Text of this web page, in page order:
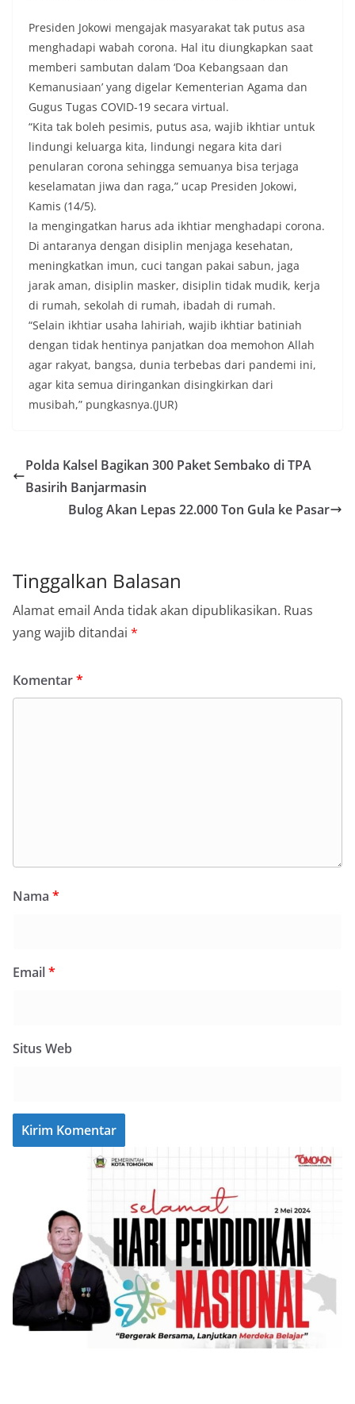
Presiden Jokowi mengajak masyarakat tak putus asa
menghadapi wabah corona. Hal itu diungkapkan saat
memberi sambutan dalam ‘Doa Kebangsaan dan
Kemanusiaan’ yang digelar Kementerian Agama dan
Gugus Tugas COVID-19 secara virtual.
“Kita tak boleh pesimis, putus asa, wajib ikhtiar untuk
lindungi keluarga kita, lindungi negara kita dari
penularan corona sehingga semuanya bisa terjaga
keselamatan jiwa dan raga,” ucap Presiden Jokowi,
Kamis (14/5).
Ia mengingatkan harus ada ikhtiar menghadapi corona.
Di antaranya dengan disiplin menjaga kesehatan,
meningkatkan imun, cuci tangan pakai sabun, jaga
jarak aman, disiplin masker, disiplin tidak mudik, kerja
di rumah, sekolah di rumah, ibadah di rumah.
“Selain ikhtiar usaha lahiriah, wajib ikhtiar batiniah
dengan tidak hentinya panjatkan doa memohon Allah
agar rakyat, bangsa, dunia terbebas dari pandemi ini,
agar kita semua diringankan disingkirkan dari
musibah,” pungkasnya.(JUR)
Polda Kalsel Bagikan 300 Paket Sembako di TPA
Basirih Banjarmasin
Bulog Akan Lepas 22.000 Ton Gula ke Pasar
Tinggalkan Balasan
Alamat email Anda tidak akan dipublikasikan. Ruas
yang wajib ditandai *
Komentar*
Nama *
Email*
Situs Web